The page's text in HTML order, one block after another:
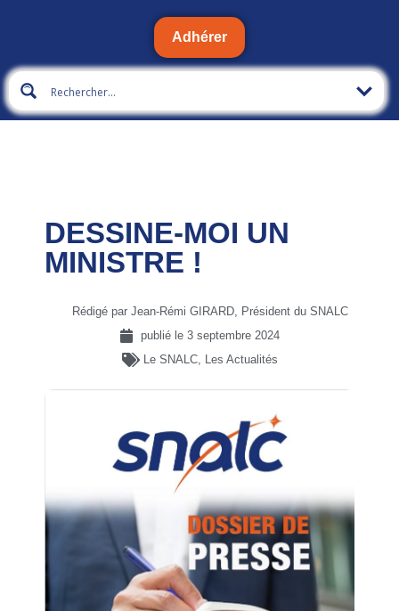
Adhérer
DESSINE-MOI UN
MINISTRE !
Rédigé par Jean-Rémi GIRARD, Président du SNALC
publié le 3 septembre 2024
Le SNALC, Les Actualités